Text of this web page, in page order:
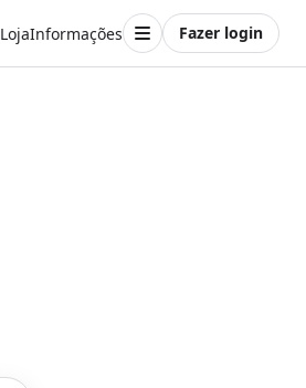
LojaInformações Fazer login